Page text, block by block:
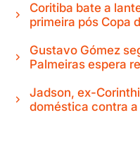
Coritiba bate a
primeira pós Copa
Gustavo Gómez
Palmeiras espera
Jadson, ex-
doméstica contra